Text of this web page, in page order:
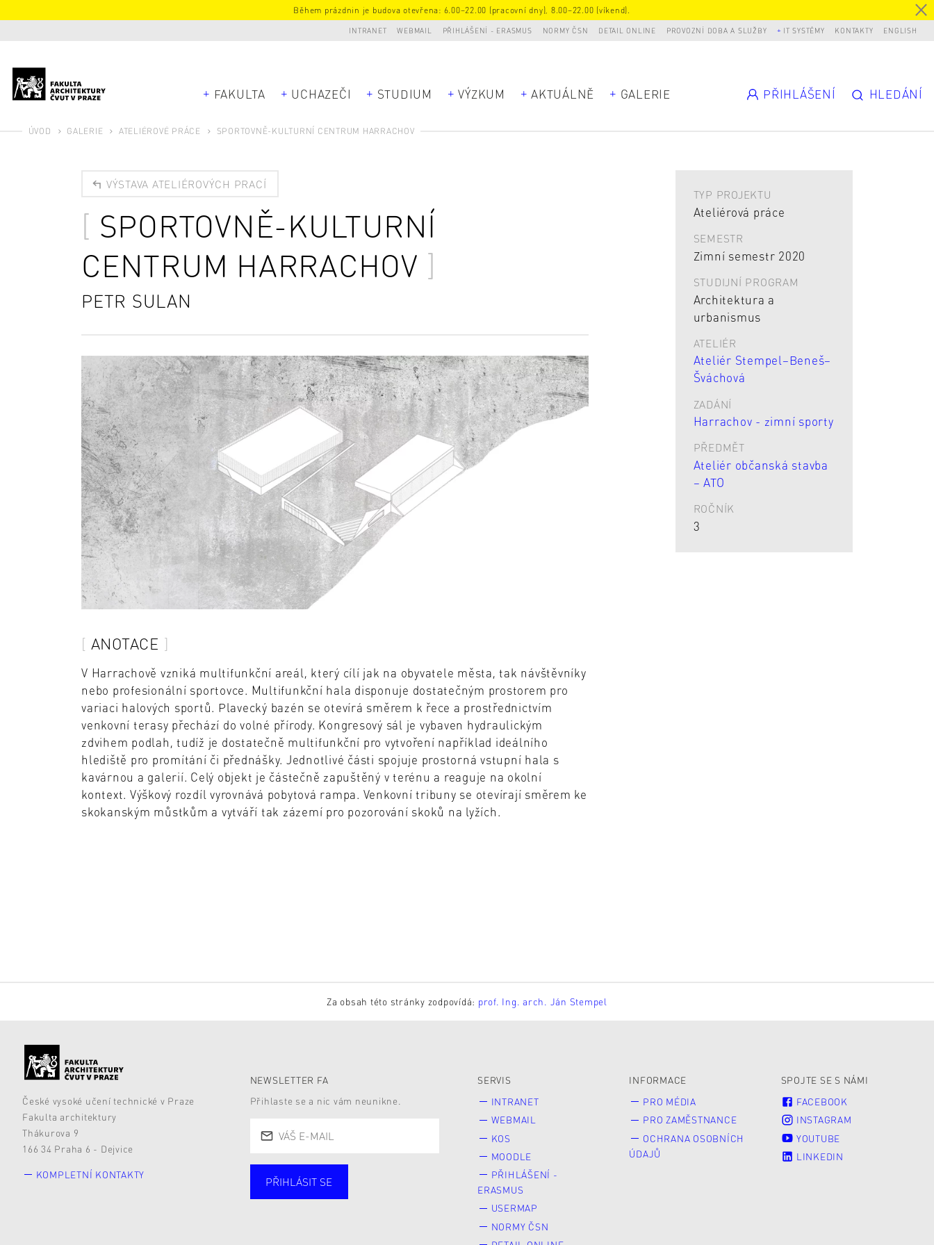
Během prázdnin je budova otevřena: 6.00–22.00 (pracovní dny), 8.00–22.00 (víkend).
INTRANET WEBMAIL PŘIHLÁŠENÍ - ERASMUS NORMY ČSN DETAIL ONLINE PROVOZNÍ DOBA A SLUŽBY IT SYSTÉMY KONTAKTY ENGLISH
FAKULTA UCHAZEČI STUDIUM VÝZKUM AKTUÁLNĚ GALERIE PŘIHLÁŠENÍ HLEDÁNÍ
ÚVOD GALERIE ATELIÉROVÉ PRÁCE SPORTOVNĚ-KULTURNÍ CENTRUM HARRACHOV
VÝSTAVA ATELIÉROVÝCH PRACÍ
SPORTOVNĚ-KULTURNÍ
CENTRUM HARRACHOV
PETR SULAN
ANOTACE
V Harrachově vzniká multifunkční areál, který cílí jak na obyvatele města, tak návštěvníky
nebo profesionální sportovce. Multifunkční hala disponuje dostatečným prostorem pro
variaci halových sportů. Plavecký bazén se otevírá směrem k řece a prostřednictvím
venkovní terasy přechází do volné přírody. Kongresový sál je vybaven hydraulickým
zdvihem podlah, tudíž je dostatečně multifunkční pro vytvoření například ideálního
hlediště pro promítání či přednášky. Jednotlivé části spojuje prostorná vstupní hala s
kavárnou a galerií. Celý objekt je částečně zapuštěný v terénu a reaguje na okolní
kontext. Výškový rozdíl vyrovnává pobytová rampa. Venkovní tribuny se otevírají směrem ke
skokanským můstkům a vytváří tak zázemí pro pozorování skoků na lyžích.
TYP PROJEKTU
Ateliérová práce
SEMESTR
Zimní semestr 2020
STUDIJNÍ PROGRAM
Architektura a
urbanismus
ATELIÉR
Ateliér Stempel–Beneš–
Šváchová
ZADÁNÍ
Harrachov - zimní sporty
PŘEDMĚT
Ateliér občanská stavba
– ATO
ROČNÍK
3
Za obsah této stránky zodpovídá: prof. Ing. arch. Ján Stempel
České vysoké učení technické v Praze
Fakulta architektury
Thákurova 9
166 34 Praha 6 - Dejvice
KOMPLETNÍ KONTAKTY
NEWSLETTER FA
Přihlaste se a nic vám neunikne.
Studující
PŘIHLÁSIT SE
SERVIS
INTRANET
WEBMAIL
KOS
MOODLE
PŘIHLÁŠENÍ -
ERASMUS
USERMAP
NORMY ČSN
INFORMACE
PRO MÉDIA
PRO ZAMĚSTNANCE
OCHRANA OSOBNÍCH
ÚDAJŮ
SPOJTE SE S NÁMI
FACEBOOK
INSTAGRAM
YOUTUBE
LINKEDIN